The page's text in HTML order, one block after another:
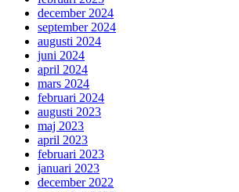
december 2024
september 2024
augusti 2024
juni 2024
april 2024
mars 2024
februari 2024
augusti 2023
maj 2023
april 2023
februari 2023
januari 2023
december 2022